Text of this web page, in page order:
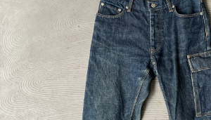
Maison Martin Margiela
Helmut Lang
Yohji Yamamoto